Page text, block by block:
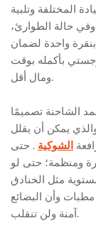
المختلفة وتلبية
حالة الطوارئ،
واحدة لضمان
بأكمله بوقت
ومال أقل.
الشاحنة تصميمًا
يمكن أن يقلل
الشوكية . حتى
ومنظمة؛ حتى لو
مثل الخنادق
مطبات وأن البضائع
آمنة ولن تنقلب.